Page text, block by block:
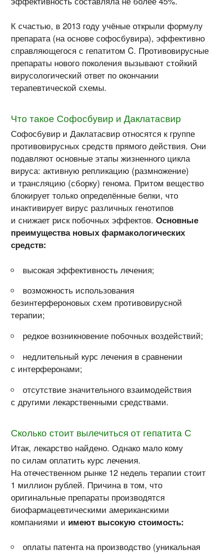
К счастью, в 2013 году учёные открыли формулу
препарата (на основе софосбувира), эффективно
справляющегося с гепатитом C. Противовирусные
препараты нового поколения вызывают стойкий
вирусологический ответ по окончании
терапевтической схемы.
Что такое Софосбувир и Даклатасвир
Софосбувир и Даклатасвир относятся к группе
противовирусных средств прямого действия. Они
подавляют основные этапы жизненного цикла
вируса: активную репликацию (размножение)
и трансляцию (сборку) генома. Притом вещество
блокирует только определённые белки, что
инактивирует вирус различных генотипов
и снижает риск побочных эффектов.Основные
преимущества новых фармакологических
средств:
высокая эффективность лечения;
возможность использования
безинтерфероновых схем противовирусной
терапии;
редкое возникновение побочных воздействий;
недлительный курс лечения в сравнении
с интерферонами;
отсутствие значительного взаимодействия
с другими лекарственными средствами.
Сколько стоит вылечиться от гепатита С
Итак, лекарство найдено. Однако мало кому
по силам оплатить курс лечения.
На отечественном рынке 12 недель терапии стоит
1 миллион рублей. Причина в том, что
оригинальные препараты производятся
биофармацевтическими американскими
компаниями и имеют высокую стоимость:
оплаты патента на производство (уникальная